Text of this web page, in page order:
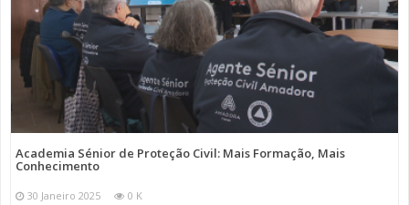
Academia Sénior de Proteção Civil: Mais Formação, Mais
Conhecimento
30 Janeiro 2025 0 K